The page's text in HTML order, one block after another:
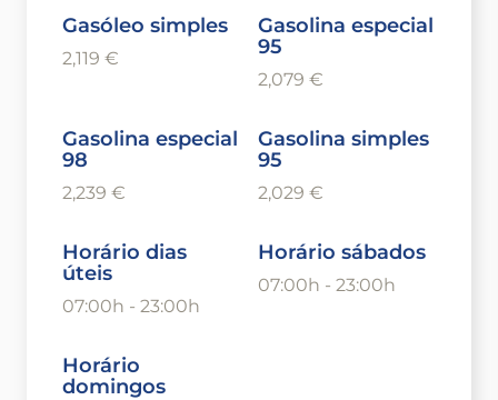
Gasóleo simples
2,119 €
Gasolina especial
95
2,079 €
Gasolina especial
98
2,239 €
Gasolina simples
95
2,029 €
Horário dias
úteis
07:00h - 23:00h
Horário sábados
07:00h - 23:00h
Horário
domingos